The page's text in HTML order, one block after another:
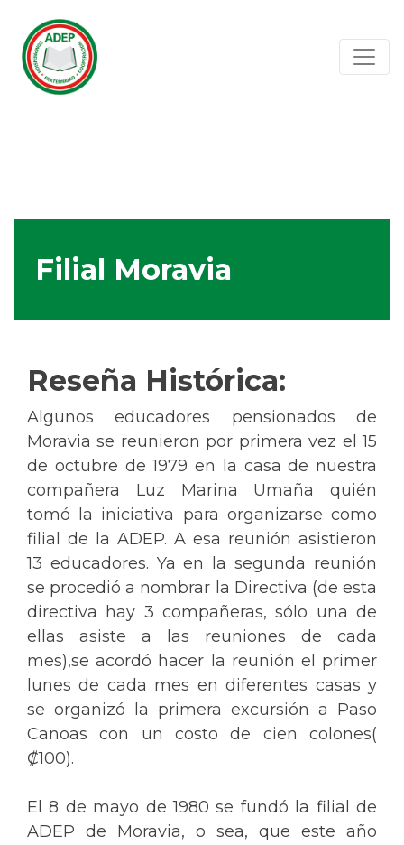
Filial Moravia
Reseña Histórica:
Algunos educadores pensionados de
Moravia se reunieron por primera vez el 15
de octubre de 1979 en la casa de nuestra
compañera Luz Marina Umaña quién
tomó la iniciativa para organizarse como
filial de la ADEP. A esa reunión asistieron
13 educadores. Ya en la segunda reunión
se procedió a nombrar la Directiva (de esta
directiva hay 3 compañeras, sólo una de
ellas asiste a las reuniones de cada
mes),se acordó hacer la reunión el primer
lunes de cada mes en diferentes casas y
se organizó la primera excursión a Paso
Canoas con un costo de cien colones(
₡100).
El 8 de mayo de 1980 se fundó la filial de
ADEP de Moravia, o sea, que este año